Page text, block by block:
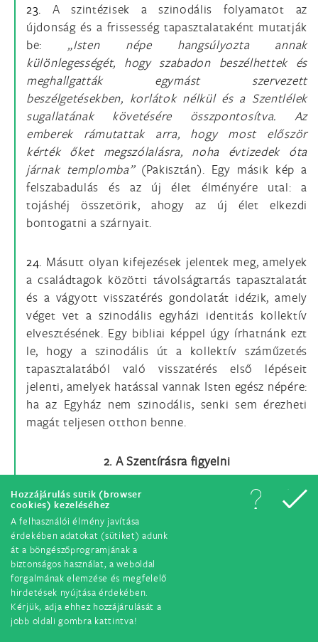
Hozzájárulás sütik (browser
cookies) kezeléséhez
A felhasználói élmény javítása
érdekében adatokat (sütiket) adunk
át a böngészőprogramjának a
biztonságos használat, a weboldal
forgalmának elemzése és megfelelő
hirdetések nyújtása érdekében.
Kérjük, adja ehhez hozzájárulását a
jobb oldali gombra kattintva!
23. A szintézisek a szinodális folyamatot az
újdonság és a frissesség tapasztalataként mutatják
be: „Isten népe hangsúlyozta annak
különlegességét, hogy szabadon beszélhettek és
meghallgatták egymást szervezett
beszélgetésekben, korlátok nélkül és a Szentlélek
sugallatának követésére összpontosítva. Az
emberek rámutattak arra, hogy most először
kérték őket megszólalásra, noha évtizedek óta
járnak templomba”(Pakisztán). Egy másik kép a
felszabadulás és az új élet élményére utal: a
tojáshéj összetörik, ahogy az új élet elkezdi
bontogatni a szárnyait.
24. Másutt olyan kifejezések jelentek meg, amelyek
a családtagok közötti távolságtartás tapasztalatát
és a vágyott visszatérés gondolatát idézik, amely
véget vet a szinodális egyházi identitás kollektív
elvesztésének. Egy bibliai képpel úgy írhatnánk ezt
le, hogy a szinodális út a kollektív száműzetés
tapasztalatából való visszatérés első lépéseit
jelenti, amelyek hatással vannak Isten egész népére:
ha az Egyház nem szinodális, senki sem érezheti
magát teljesen otthon benne.
2. A Szentírásra figyelni
25.A próféta a száműzetés tapasztalatát megélő
néphez intézi azokat a szavakat, amelyek nekünk is
segítenek arra összpontosítani, amire az Úr a
szinodalitás megtapasztalásán keresztül hív
bennünket:„Tedd tágassá sátradban a helyet, és
hajlékod kárpitjait feszítsd ki bátran. Hosszabbítsd
meg a köteleket, és erősítsd meg a szegeket”
54,2).